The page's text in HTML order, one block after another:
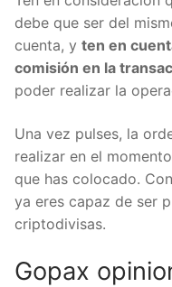
debe que ser del
la cuenta, yten en
de comisión en la
poder realizar la
Una vez pulses, la
realizar en el
importes que has
elemental y simple, ya
de una o más
Gopax